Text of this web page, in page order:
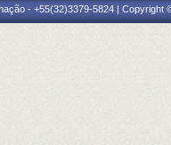
- +55(32)3379-5824 | Copyright